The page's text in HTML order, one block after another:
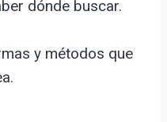
dónde buscar.
y métodos que